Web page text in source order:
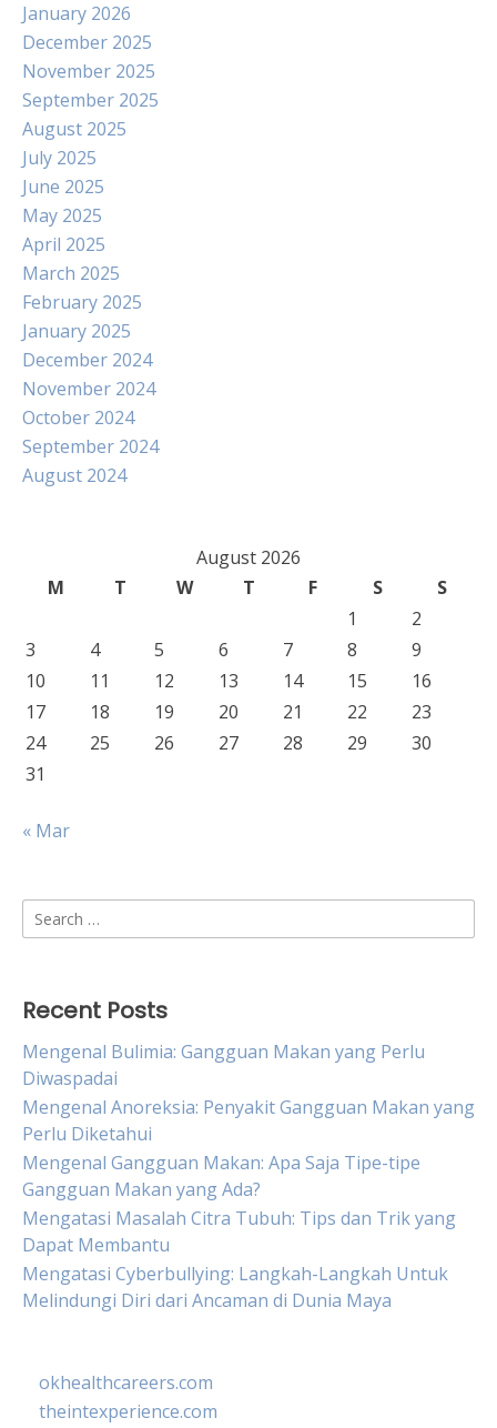
January 2026
December 2025
November 2025
September 2025
August 2025
July 2025
June 2025
May 2025
April 2025
March 2025
February 2025
January 2025
December 2024
November 2024
October 2024
September 2024
August 2024
August 2026
M
T W T F S
S
1
2
3
4 5 6 7 8
9
10
11 12 13 14 15
16
17
18 19 20 21 22
23
24
25 26 27 28 29
30
31
« Mar
Search
for:
Recent Posts
Mengenal Bulimia: Gangguan Makan yang Perlu
Diwaspadai
Mengenal Anoreksia: Penyakit Gangguan Makan yang
Perlu Diketahui
Mengenal Gangguan Makan: Apa Saja Tipe-tipe
Gangguan Makan yang Ada?
Mengatasi Masalah Citra Tubuh: Tips dan Trik yang
Dapat Membantu
Mengatasi Cyberbullying: Langkah-Langkah Untuk
Melindungi Diri dari Ancaman di Dunia Maya
okhealthcareers.com
theintexperience.com